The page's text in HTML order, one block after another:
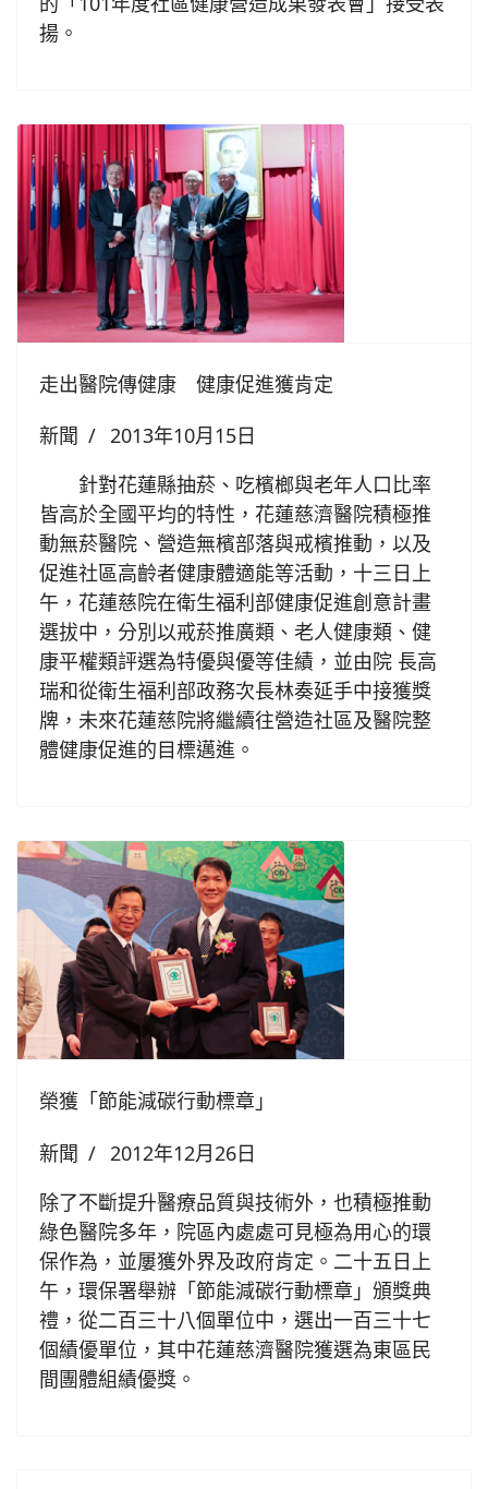
揚。
走出醫院傳健康 健康促進獲肯定
新聞
2013年10月15日
針對花蓮縣抽菸、吃檳榔與老年人口比率
皆高於全國平均的特性，花蓮慈濟醫院積極推
動無菸醫院、營造無檳部落與戒檳推動，以及
促進社區高齡者健康體適能等活動，十三日上
午，花蓮慈院在衛生福利部健康促進創意計畫
選拔中，分別以戒菸推廣類、老人健康類、健
康平權類評選為特優與優等佳績，並由院 長高
瑞和從衛生福利部政務次長林奏延手中接獲獎
牌，未來花蓮慈院將繼續往營造社區及醫院整
體健康促進的目標邁進。
榮獲「節能減碳行動標章」
新聞
2012年12月26日
除了不斷提升醫療品質與技術外，也積極推動
綠色醫院多年，院區內處處可見極為用心的環
保作為，並屢獲外界及政府肯定。二十五日上
午，環保署舉辦「節能減碳行動標章」頒獎典
禮，從二百三十八個單位中，選出一百三十七
個績優單位，其中花蓮慈濟醫院獲選為東區民
間團體組績優獎。